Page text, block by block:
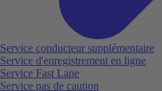
Service conducteur supplémentaire
Service d'enregistrement en ligne
Service Fast Lane
Service pas de caution